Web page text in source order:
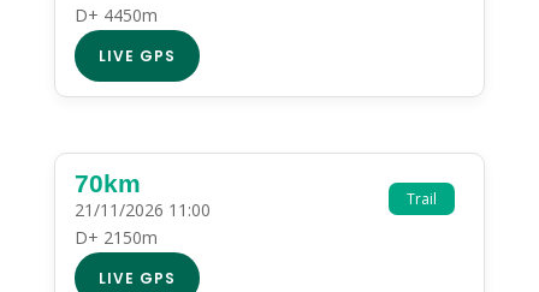
D+ 4450m
LIVE GPS
Trail
70km
21/11/2026 11:00
D+ 2150m
LIVE GPS